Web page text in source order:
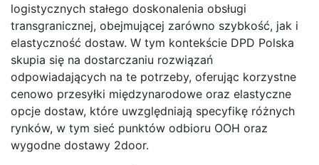
logistycznych stałego doskonalenia obsługi
transgranicznej, obejmującej zarówno szybkość, jak i
elastyczność dostaw. W tym kontekście DPD Polska
skupia się na dostarczaniu rozwiązań
odpowiadających na te potrzeby, oferując korzystne
cenowo przesyłki międzynarodowe oraz elastyczne
opcje dostaw, które uwzględniają specyfikę różnych
rynków, w tym sieć punktów odbioru OOH oraz
wygodne dostawy 2door.